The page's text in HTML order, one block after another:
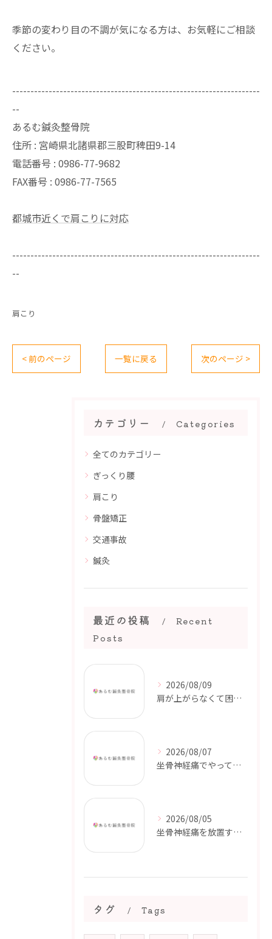
季節の変わり目の不調が気になる方は、お気軽にご相談
ください。
--------------------------------------------------------------------
--
あるむ鍼灸整骨院
住所 : 宮崎県北諸県郡三股町稗田9-14
電話番号 : 0986-77-9682
FAX番号 : 0986-77-7565
都城市近くで肩こりに対応
--------------------------------------------------------------------
--
肩こり
< 前のページ 一覧に戻る 次のページ >
カテゴリー Categories
全てのカテゴリー
ぎっくり腰
肩こり
骨盤矯正
交通事故
鍼灸
最近の投稿
Recent
Posts
2026/08/09
肩が上がらなくて困っている方へ｜五十肩とは？【都城市・三股町】
2026/08/07
坐骨神経痛でやってはいけないこと｜症状を悪化させないためのポイント【都城市・三股町】
2026/08/05
坐骨神経痛を放置するとどうなる？｜しびれや痛みが続く前に【都城市・三股町】
タグ Tags